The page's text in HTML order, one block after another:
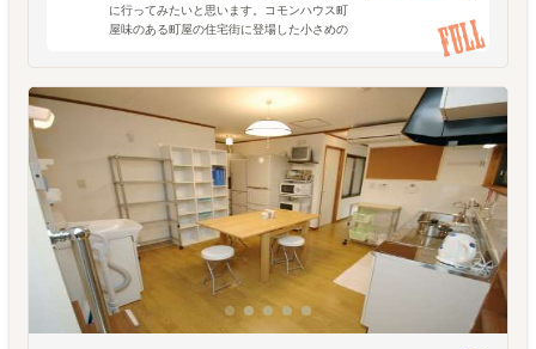
に行ってみたいと思います。コモンハウス町
屋味のある町屋の住宅街に登場した小さめの
撮影したラウンジの様子ですので、まだ人の
気配の無い味気ないラ